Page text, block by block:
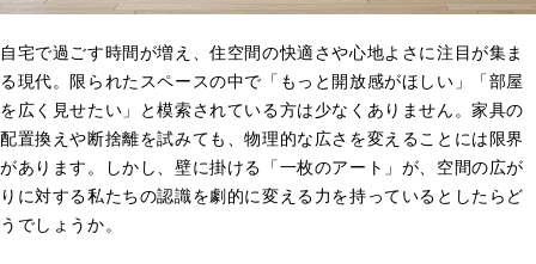
自宅で過ごす時間が増え、住空間の快適さや心地よさに注目が集ま
る現代。限られたスペースの中で「もっと開放感がほしい」「部屋
を広く見せたい」と模索されている方は少なくありません。家具の
配置換えや断捨離を試みても、物理的な広さを変えることには限界
があります。しかし、壁に掛ける「一枚のアート」が、空間の広が
りに対する私たちの認識を劇的に変える力を持っているとしたらど
うでしょうか。